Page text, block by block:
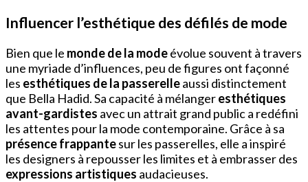
Influencer l’esthétique des défilés de mode
Bien que le monde de la modeévolue souvent à travers
une myriade d’influences, peu de figures ont façonné
les esthétiques de la passerelleaussi distinctement
que Bella Hadid. Sa capacité à mélangeresthétiques
avant-gardistes avec un attrait grand public a redéfini
les attentes pour la mode contemporaine. Grâce à sa
présence frappantesur les passerelles, elle a inspiré
les designers à repousser les limites et à embrasser des
expressions artistiques audacieuses.